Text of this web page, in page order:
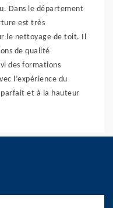
Dans le département
est très
le nettoyage de toit. Il
de qualité
des formations
l’expérience du
et à la hauteur